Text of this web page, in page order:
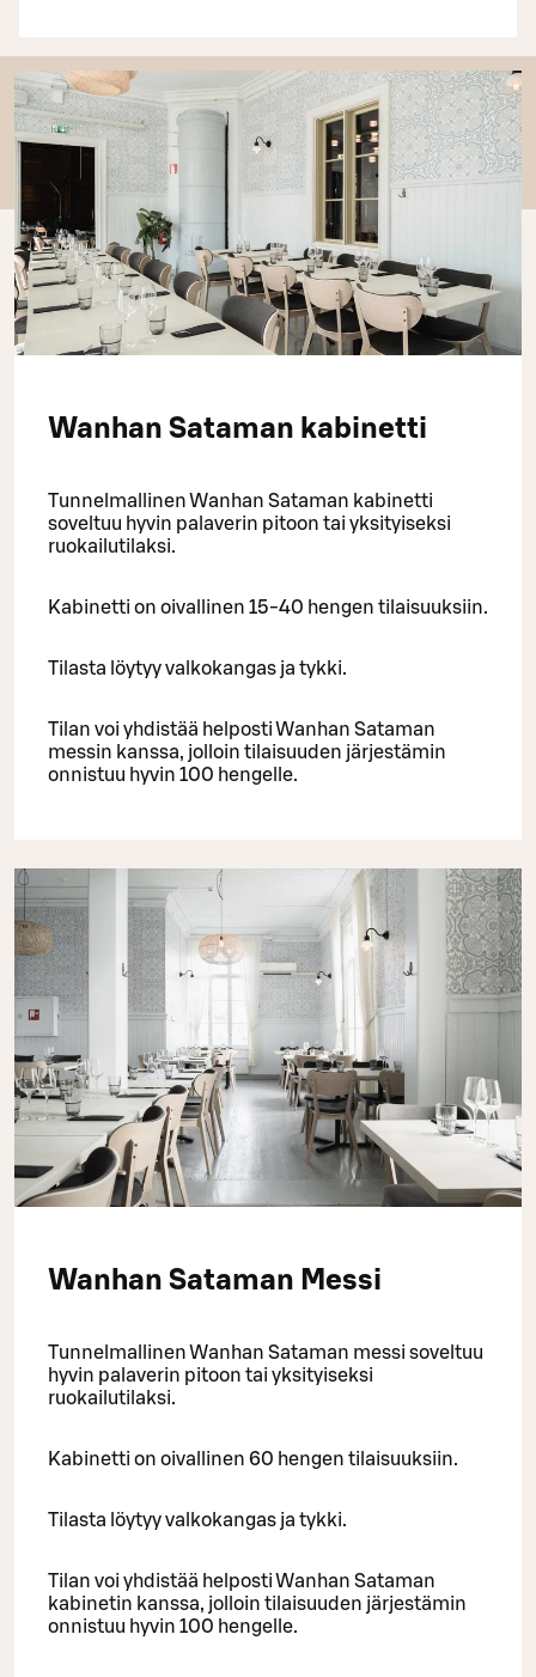
Wanhan Sataman kabinetti
Tunnelmallinen Wanhan Sataman kabinetti
soveltuu hyvin palaverin pitoon tai yksityiseksi
ruokailutilaksi.
Kabinetti on oivallinen 15-40 hengen tilaisuuksiin.
Tilasta löytyy valkokangas ja tykki.
Tilan voi yhdistää helposti Wanhan Sataman
messin kanssa, jolloin tilaisuuden järjestämin
onnistuu hyvin 100 hengelle.
Wanhan Sataman Messi
Tunnelmallinen Wanhan Sataman messi soveltuu
hyvin palaverin pitoon tai yksityiseksi
ruokailutilaksi.
Kabinetti on oivallinen 60 hengen tilaisuuksiin.
Tilasta löytyy valkokangas ja tykki.
Tilan voi yhdistää helposti Wanhan Sataman
kabinetin kanssa, jolloin tilaisuuden järjestämin
onnistuu hyvin 100 hengelle.